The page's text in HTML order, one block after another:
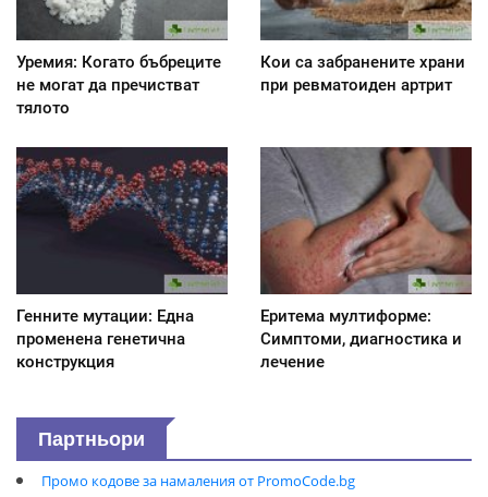
Уремия: Когато бъбреците
не могат да пречистват
тялото
Кои са забранените храни
при ревматоиден артрит
Генните мутации: Една
променена генетична
конструкция
Еритема мултиформе:
Симптоми, диагностика и
лечение
Партньори
Промо кодове за намаления от PromoCode.bg